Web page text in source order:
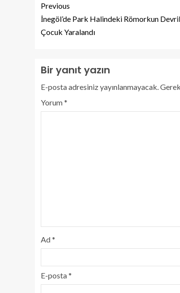
Previous
İnegöl’de Park Halindeki Römorkun
Çocuk Yaralandı
Bir yanıt yazın
E-posta adresiniz yayınlanmayacak.
Yorum*
Ad*
E-posta*